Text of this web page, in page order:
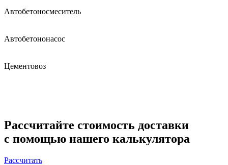
Автобетоносмеситель
Автобетононасос
Цементовоз
Рассчитайте стоимость доставки
с помощью нашего калькулятора
Рассчитать